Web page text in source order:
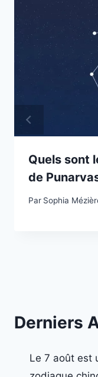
Quels sont
de
Par Sophia
Derniers
Le 7 août est